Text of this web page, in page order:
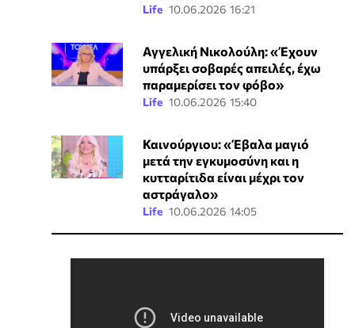
Life 10.06.2026 16:21
Αγγελική Νικολούλη: «Έχουν
υπάρξει σοβαρές απειλές, έχω
παραμερίσει τον φόβο»
Life 10.06.2026 15:40
Καινούργιου: «Έβαλα μαγιό
μετά την εγκυμοσύνη και η
κυτταρίτιδα είναι μέχρι τον
αστράγαλο»
Life 10.06.2026 14:05